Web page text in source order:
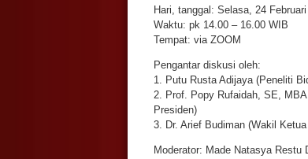
Hari, tanggal: Selasa, 24
Waktu: pk 14.00 – 16.00 WIB
Tempat: via ZOOM
Pengantar diskusi oleh:
1. Putu Rusta Adijaya (Peneliti
2. Prof. Popy Rufaidah, SE,
Presiden)
3. Dr. Arief Budiman (Wakil
Moderator: Made Natasya